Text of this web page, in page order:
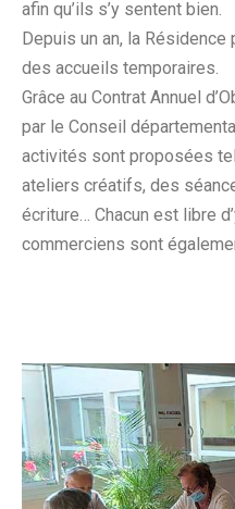
afin qu’ils s’y sentent bien.
Depuis un an, la
des accueils temporaires.
Grâce au Contrat Annuel
par le Conseil
activités sont proposées
ateliers créatifs, des
écriture… Chacun est libre
commerciens sont